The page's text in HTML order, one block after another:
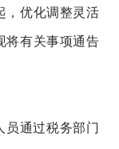
，优化调整灵活
将有关事项通告
员通过税务部门